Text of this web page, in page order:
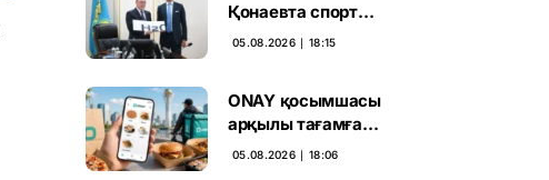
Қонаевта спорт
катерлерін шығаратын
05.08.2026 ∣ 18:15
ONAY қосымшасы
арқылы тағамға
тапсырыс беруге
05.08.2026 ∣ 18:06